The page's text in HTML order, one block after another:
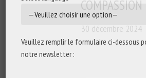
COMPASSION
30 décembre 2024
Veuillez remplir le formulaire ci-dessous
notre newsletter :